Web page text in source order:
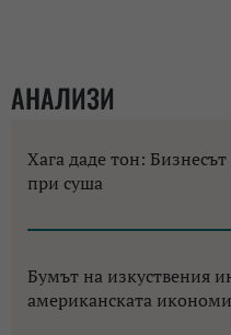
АНАЛИЗИ
Хага даде тон:
при суша
Бумът на изкуствения
американската